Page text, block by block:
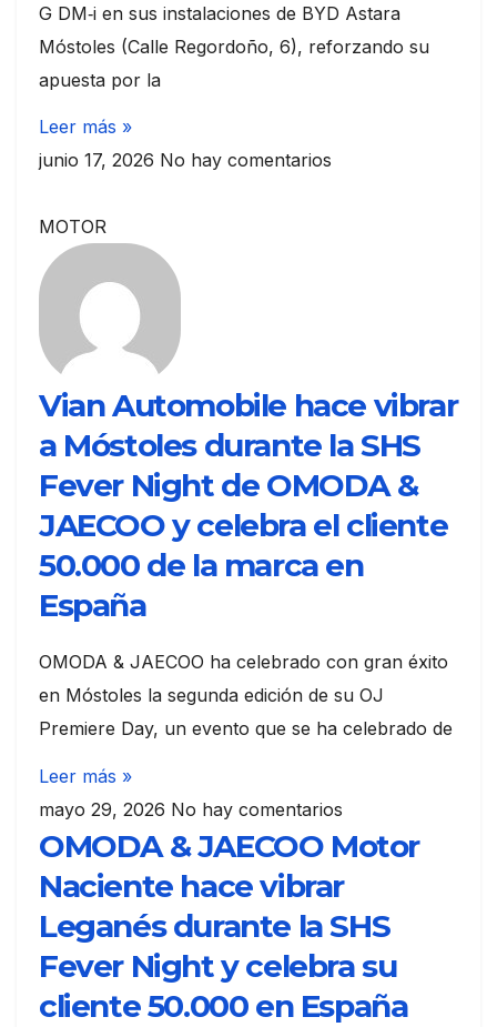
G DM‑i en sus instalaciones de BYD Astara
Móstoles (Calle Regordoño, 6), reforzando su
apuesta por la
Leer más »
junio 17, 2026 No hay comentarios
MOTOR
Vian Automobile hace vibrar
a Móstoles durante la SHS
Fever Night de OMODA &
JAECOO y celebra el cliente
50.000 de la marca en
España
OMODA & JAECOO ha celebrado con gran éxito
en Móstoles la segunda edición de su OJ
Premiere Day, un evento que se ha celebrado de
Leer más »
mayo 29, 2026 No hay comentarios
OMODA & JAECOO Motor
Naciente hace vibrar
Leganés durante la SHS
Fever Night y celebra su
cliente 50.000 en España